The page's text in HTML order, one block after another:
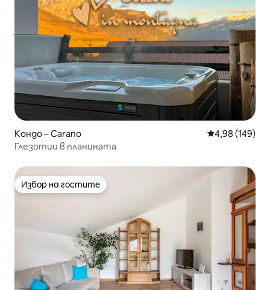
Кондо – Carano Средна
4,98 (149)
Глезотии в планината
Избор на гостите
Избор на гостите